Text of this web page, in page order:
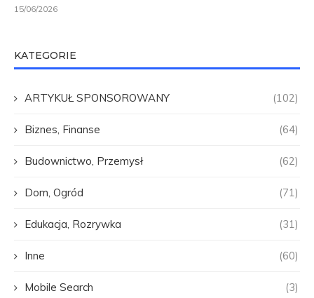
15/06/2026
KATEGORIE
ARTYKUŁ SPONSOROWANY (102)
Biznes, Finanse (64)
Budownictwo, Przemysł (62)
Dom, Ogród (71)
Edukacja, Rozrywka (31)
Inne (60)
Mobile Search (3)